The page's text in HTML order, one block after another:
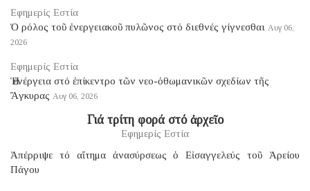
Εφημερίς Εστία
Ὁ ρόλος τοῦ ἐνεργειακοῦ πυλῶνος στό διεθνές γίγνεσθαι Αυγ 06,
2026
Εφημερίς Εστία
Ἡ ἐνέργεια στό ἐπίκεντρο τῶν νεο-ὀθωμανικῶν σχεδίων τῆς
Ἄγκυρας Αυγ 06, 2026
Γιά τρίτη φορά στό ἀρχεῖο
Εφημερίς Εστία
Ἀπέρριψε τό αἴτημα ἀνασύρσεως ὁ Εἰσαγγελεύς τοῦ Ἀρείου
Πάγου